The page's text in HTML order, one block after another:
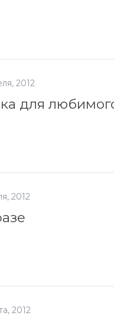
2012
для
2012
2012